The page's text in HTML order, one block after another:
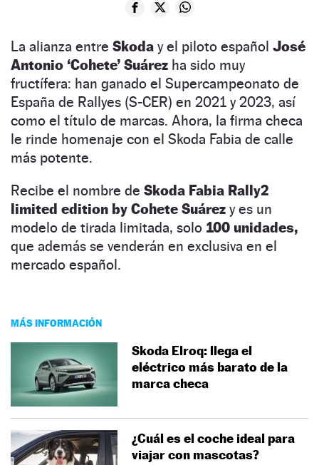
La alianza entre Skoda y el piloto español José
Antonio ‘Cohete’ Suárez ha sido muy
fructífera: han ganado el Supercampeonato de
España de Rallyes (S-CER) en 2021 y 2023, así
como el título de marcas. Ahora, la firma checa
le rinde homenaje con el Skoda Fabia de calle
más potente.
Recibe el nombre de Skoda Fabia Rally2
limited edition by Cohete Suárez y es un
modelo de tirada limitada, solo 100 unidades,
que además se venderán en exclusiva en el
mercado español.
MÁS INFORMACIÓN
Skoda Elroq: llega el
eléctrico más barato de la
marca checa
¿Cuál es el coche ideal para
viajar con mascotas?